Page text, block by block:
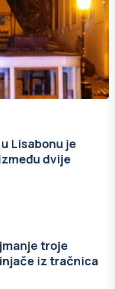
Lisabonu je
dvije
troje
iz tračnica